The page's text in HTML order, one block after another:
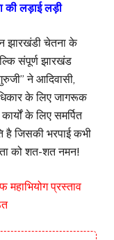
की लड़ाई लड़ी
झारखंडी चेतना के
संपूर्ण झारखंड
ने आदिवासी,
के लिए जागरूक
के लिए समर्पित
है जिसकी भरपाई कभी
को शत-शत नमन!
महाभियोग प्रस्ताव